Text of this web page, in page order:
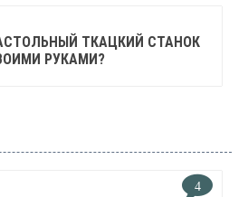
ТКАЦКИЙ СТАНОК
РУКАМИ?
4